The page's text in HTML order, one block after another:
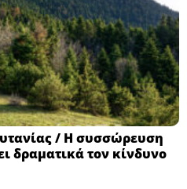
/ Η συσσώρευση
δραματικά τον κίνδυνο